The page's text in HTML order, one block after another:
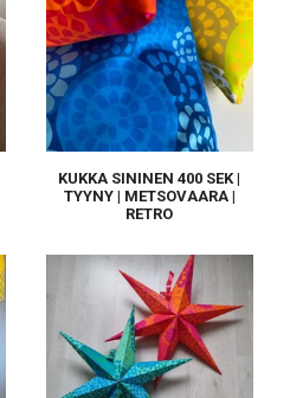
KUKKA SININEN 400 SEK |
TYYNY | METSOVAARA |
RETRO